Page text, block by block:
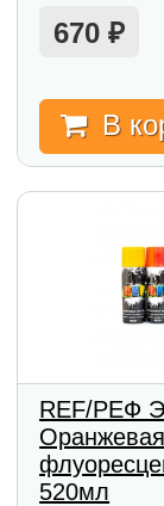
670₽
В
REF/РЕФ
520мл